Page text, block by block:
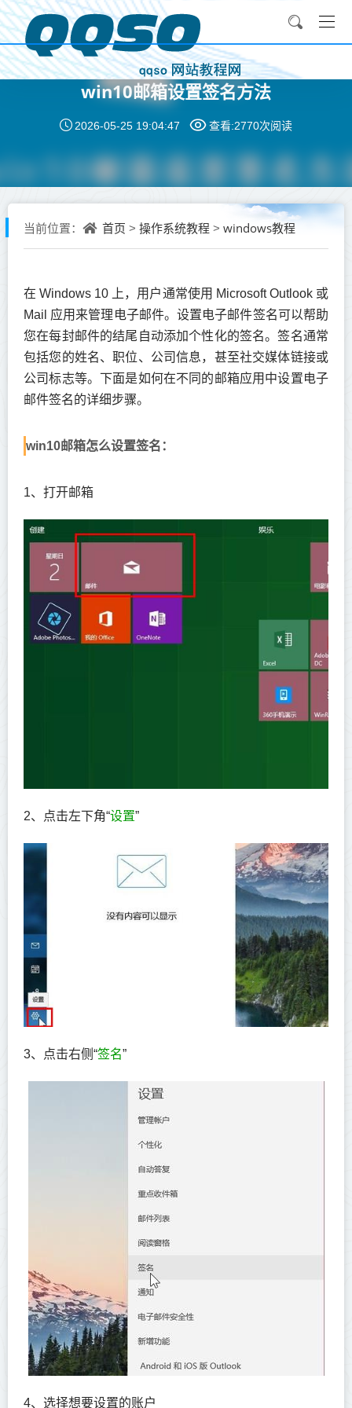
win10邮箱设置签名方法
2026-05-25 19:04:47 查看:2770次阅读
当前位置： 首页 > 操作系统教程 > windows教程
在 Windows 10 上，用户通常使用 Microsoft Outlook 或
Mail 应用来管理电子邮件。设置电子邮件签名可以帮助
您在每封邮件的结尾自动添加个性化的签名。签名通常
包括您的姓名、职位、公司信息，甚至社交媒体链接或
公司标志等。下面是如何在不同的邮箱应用中设置电子
邮件签名的详细步骤。
win10邮箱怎么设置签名：
1、打开邮箱
2、点击左下角“设置”
3、点击右侧“签名”
4、选择想要设置的账户